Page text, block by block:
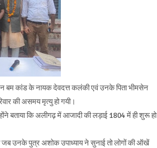
बम कांड के नायक देवदत्त कलंकी एवं उनके पिता भीमसेन
की असमय मृत्यु हो गयी।
कि अलीगढ़ में आजादी की लड़ाई 1804 में ही शुरू हो
जब उनके पुत्र अशोक उपाध्याय ने सुनाई तो लोगों की ऑखें